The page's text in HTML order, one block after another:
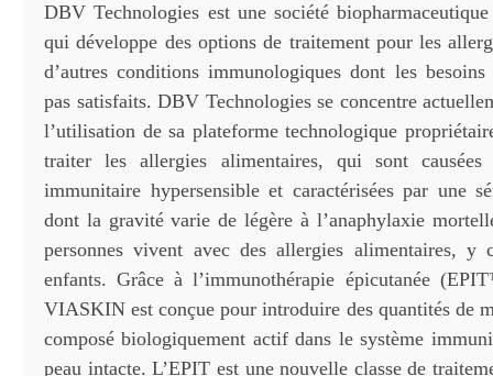
DBV Technologies est une société biopharmaceutique
qui développe des options de traitement pour les
d’autres conditions immunologiques dont les
pas satisfaits. DBV Technologies se concentre
l’utilisation de sa plateforme technologique
traiter les allergies alimentaires, qui sont
immunitaire hypersensible et caractérisées par une
dont la gravité varie de légère à l’anaphylaxie
personnes vivent avec des allergies alimentaires, y
enfants. Grâce à l’immunothérapie épicutanée
VIASKIN est conçue pour introduire des quantités de
composé biologiquement actif dans le système
peau intacte. L’EPIT est une nouvelle classe de